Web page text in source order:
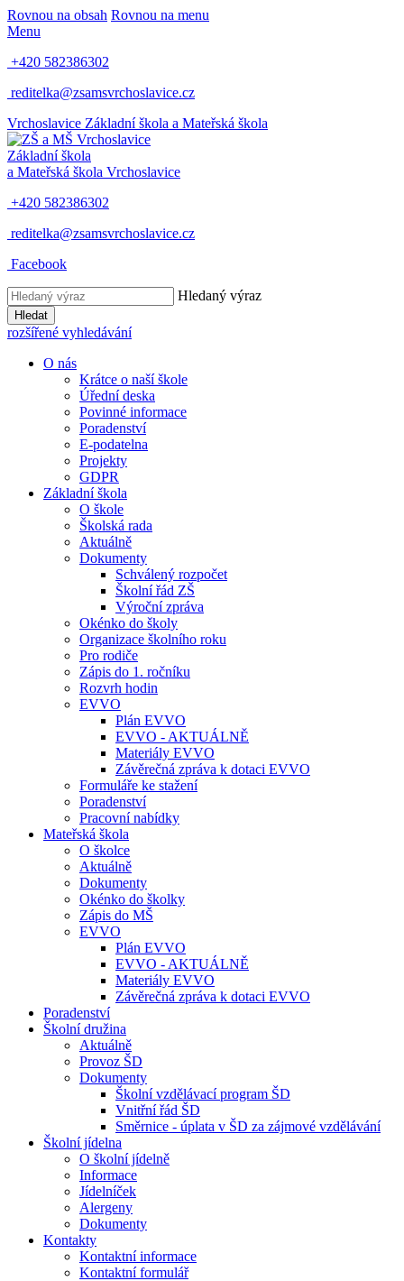
Rovnou na obsah Rovnou na menu
Menu
+420 582386302
reditelka@zsamsvrchoslavice.cz
Vrchoslavice Základní škola a Mateřská škola
Základní škola
a Mateřská škola Vrchoslavice
+420 582386302
reditelka@zsamsvrchoslavice.cz
Facebook
Hledaný výraz
Hledat
rozšířené vyhledávání
O nás
Krátce o naší škole
Úřední deska
Povinné informace
Poradenství
E-podatelna
Projekty
GDPR
Základní škola
O škole
Školská rada
Aktuálně
Dokumenty
Schválený rozpočet
Školní řád ZŠ
Výroční zpráva
Okénko do školy
Organizace školního roku
Pro rodiče
Zápis do 1. ročníku
Rozvrh hodin
EVVO
Plán EVVO
EVVO - AKTUÁLNĚ
Materiály EVVO
Závěrečná zpráva k dotaci EVVO
Formuláře ke stažení
Poradenství
Pracovní nabídky
Mateřská škola
O školce
Aktuálně
Dokumenty
Okénko do školky
Zápis do MŠ
EVVO
Plán EVVO
EVVO - AKTUÁLNĚ
Materiály EVVO
Závěrečná zpráva k dotaci EVVO
Poradenství
Školní družina
Aktuálně
Provoz ŠD
Dokumenty
Školní vzdělávací program ŠD
Vnitřní řád ŠD
Směrnice - úplata v ŠD za zájmové vzdělávání
Školní jídelna
O školní jídelně
Informace
Jídelníček
Alergeny
Dokumenty
Kontakty
Kontaktní informace
Kontaktní formulář